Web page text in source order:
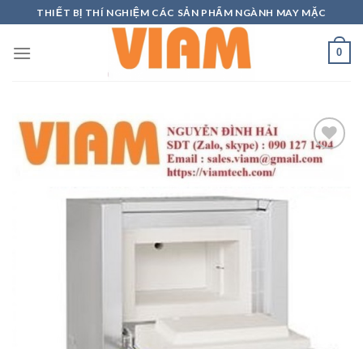
to
content
THIẾT BỊ THÍ NGHIỆM CÁC SẢN PHẨM NGÀNH MAY MẶC
0